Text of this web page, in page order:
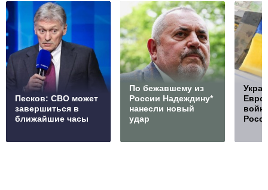
Песков: СВО может
завершиться в
ближайшие часы
По бежавшему из
России Надеждину*
нанесли новый
удар